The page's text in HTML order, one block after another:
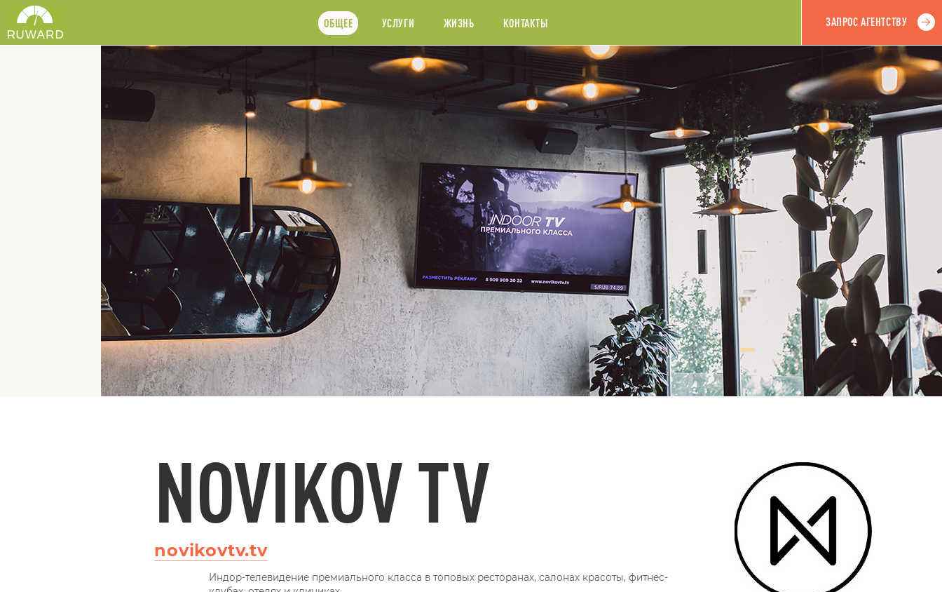
ОБЩЕЕ УСЛУГИ ЖИЗНЬ КОНТАКТЫ ЗАПРОС АГЕНТСТВУ
NOVIKOV TV
novikovtv.tv
Индор-телевидение премиального класса в топовых ресторанах, салонах красоты, фитнес-